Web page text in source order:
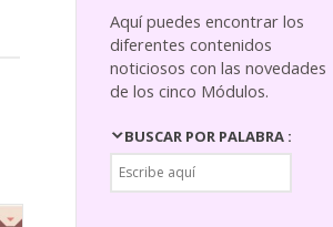
Aquí puedes encontrar los
diferentes contenidos
noticiosos con las novedades
de los cinco Módulos.
BUSCAR POR PALABRA :